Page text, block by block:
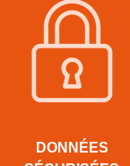
DONNÉES